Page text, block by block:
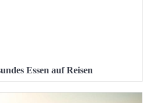
Essen auf Reisen